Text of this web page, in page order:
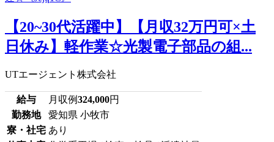
【20~30代活躍中】【月収32万円可×土
日休み】軽作業☆光製電子部品の組...
UTエージェント株式会社
給与 月収例324,000円
勤務地
愛知県 小牧市
寮・社宅 あり